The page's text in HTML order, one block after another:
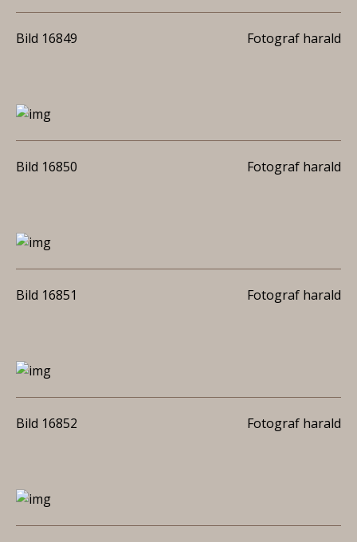
Bild 16849 Fotograf harald
Bild 16850 Fotograf harald
Bild 16851 Fotograf harald
Bild 16852 Fotograf harald